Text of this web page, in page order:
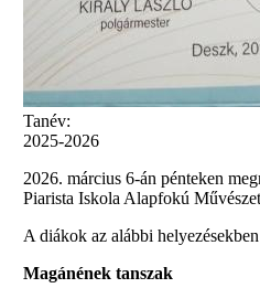
Tanév:
2025-2026
2026. március 6-án pénteken
Piarista Iskola Alapfokú
A diákok az alábbi
Magánének tanszak